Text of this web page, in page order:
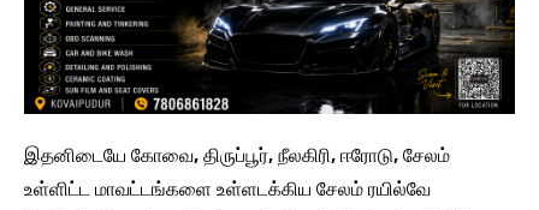
இதனிடையே கோவை, திருப்பூர், நீலகிரி, ஈரோடு, சேலம்
உள்ளிட்ட மாவட்டங்களை உள்ளடக்கிய சேலம் ரயில்வே